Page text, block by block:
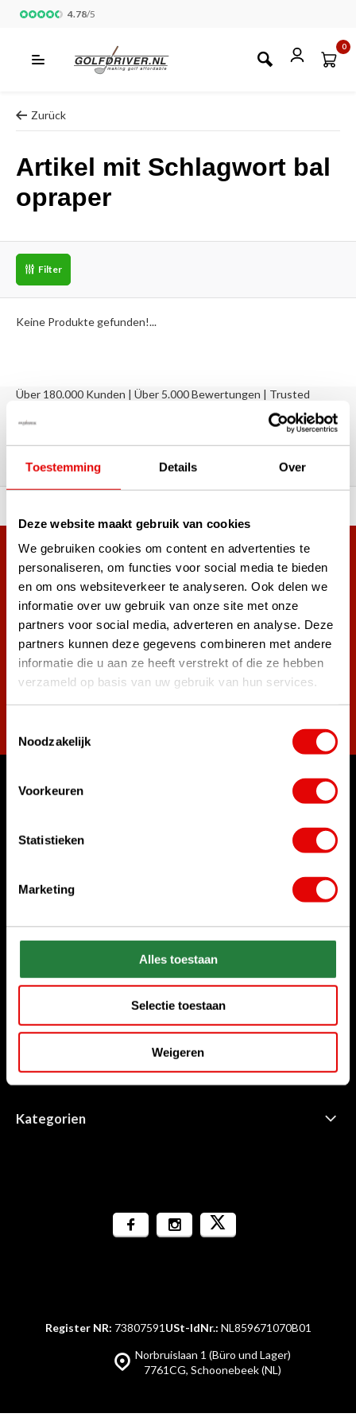
Toestemming Details Over
Deze website maakt gebruik van cookies
We gebruiken cookies om content en advertenties te
personaliseren, om functies voor social media te bieden
en om ons websiteverkeer te analyseren. Ook delen we
informatie over uw gebruik van onze site met onze
partners voor social media, adverteren en analyse. Deze
partners kunnen deze gegevens combineren met andere
informatie die u aan ze heeft verstrekt of die ze hebben
verzameld op basis van uw gebruik van hun services.
Noodzakelijk
Voorkeuren
Statistieken
Marketing
Alles toestaan
Selectie toestaan
Weigeren
4.78/5
0
Zurück
Artikel mit Schlagwort bal
opraper
Filter
Keine Produkte gefunden!...
Über 180.000 Kunden | Über 5.000 Bewertungen | Trusted
Bewertungen: Das sagen unsere
Kunden
Mehr als 38.000 Kunden haben sich bereits
angemeldet.
Melde dich für den Newsletter an und verpasse nie wieder
die besten Golfangebote!
Womit können wir Ihnen helfen?
Rufen Sie uns an
Chatten Sie mit uns
Senden Sie uns eine E-Mail
sales@golfdriver.nl
Kundenservice
Informationen
Kategorien
Norbruislaan 1 (Büro und Lager)
7761CG, Schoonebeek (NL)
Register NR: 73807591 USt-IdNr.: NL859671070B01